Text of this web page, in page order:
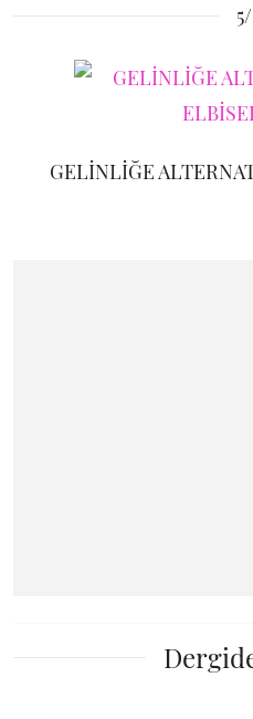
GELİNLİĞE